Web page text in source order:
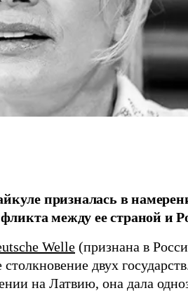
призналась в
между ее страной и
Welle (признана в
двух
на Латвию, она дала